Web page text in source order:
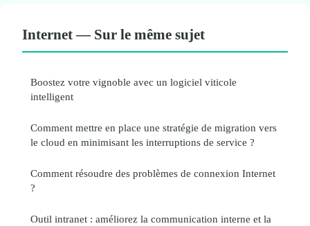
Internet — Sur le même sujet
Boostez votre vignoble avec un logiciel viticole
intelligent
Comment mettre en place une stratégie de migration vers
le cloud en minimisant les interruptions de service ?
Comment résoudre des problèmes de connexion Internet
?
Outil intranet : améliorez la communication interne et la